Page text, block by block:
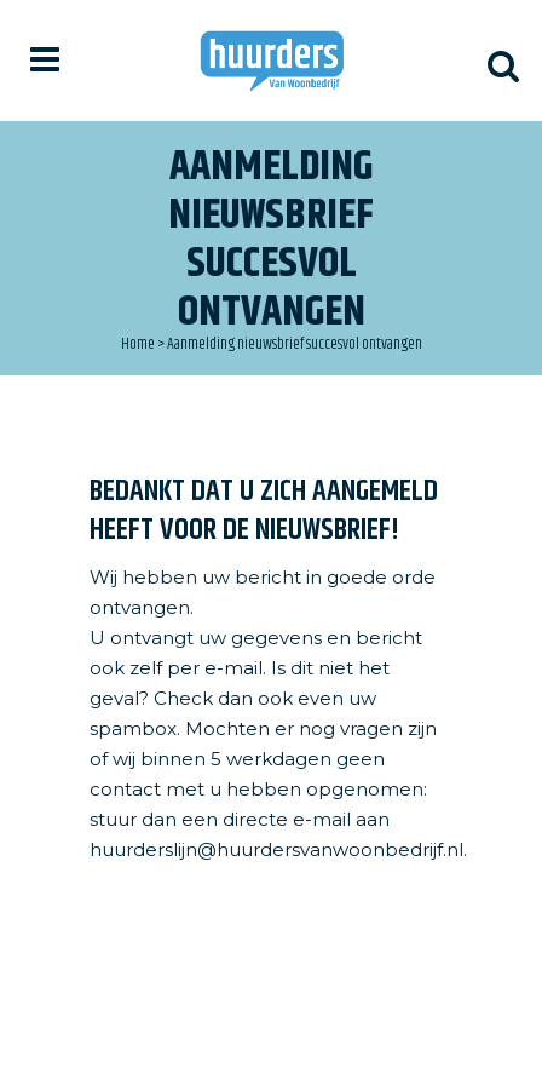
AANMELDING
NIEUWSBRIEF
SUCCESVOL
ONTVANGEN
Home >Aanmelding nieuwsbrief succesvol ontvangen
BEDANKT DAT U ZICH AANGEMELD
HEEFT VOOR DE NIEUWSBRIEF!
Wij hebben uw bericht in goede orde
ontvangen.
U ontvangt uw gegevens en bericht
ook zelf per e-mail. Is dit niet het
geval? Check dan ook even uw
spambox. Mochten er nog vragen zijn
of wij binnen 5 werkdagen geen
contact met u hebben opgenomen:
stuur dan een directe e-mail aan
huurderslijn@huurdersvanwoonbedrijf.nl.